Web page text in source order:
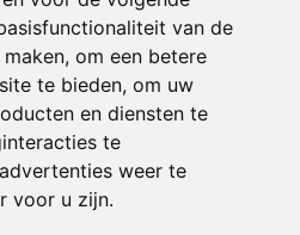
van de
, om een betere
te bieden, om uw
en diensten te
te
weer te
voor u zijn.
| Alle rechten voorbehouden
Klachtenregeling|RSIN en Anbi